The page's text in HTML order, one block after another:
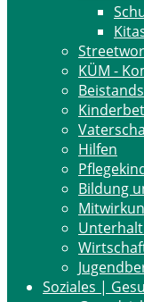
KÜM -
Hilfen
Bildung
Soziales |